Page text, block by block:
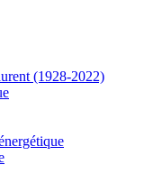
(1928-2022)